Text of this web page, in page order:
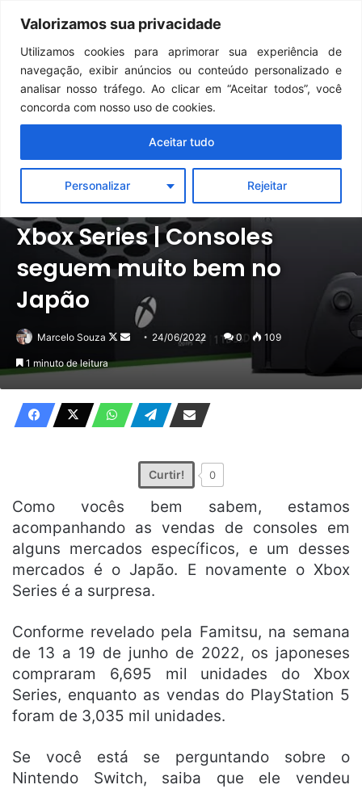
Valorizamos sua privacidade
Utilizamos cookies para aprimorar sua experiência de
navegação, exibir anúncios ou conteúdo personalizado e
analisar nosso tráfego. Ao clicar em “Aceitar todos”, você
concorda com nosso uso de cookies.
Personalizar Rejeitar
Aceitar tudo
Menu
Notícias Outros
Xbox Series | Consoles
seguem muito bem no
Japão
Marcelo Souza
Follow
Mande24/06/2022 0 109
1 minuto de leitura
Curtir! 0
Como vocês bem sabem, estamos
acompanhando as vendas de consoles em
alguns mercados específicos, e um desses
mercados é o Japão. E novamente o Xbox
Series é a surpresa.
Conforme revelado pela Famitsu, na semana
de 13 a 19 de junho de 2022, os japoneses
compraram 6,695 mil unidades do Xbox
Series, enquanto as vendas do PlayStation 5
foram de 3,035 mil unidades.
Se você está se perguntando sobre o
Nintendo Switch, saiba que ele vendeu